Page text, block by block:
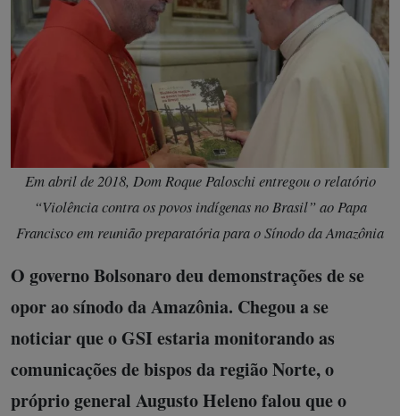
Em abril de 2018, Dom Roque Paloschi entregou o relatório
“Violência contra os povos indígenas no Brasil” ao Papa
Francisco em reunião preparatória para o Sínodo da Amazônia
O governo Bolsonaro deu demonstrações de se
opor ao sínodo da Amazônia. Chegou a se
noticiar que o GSI estaria monitorando as
comunicações de bispos da região Norte, o
próprio general Augusto Heleno falou que o